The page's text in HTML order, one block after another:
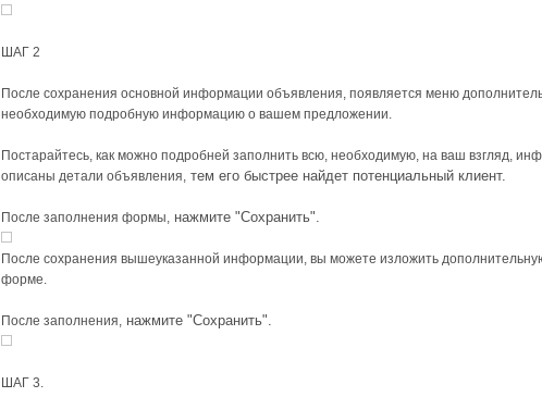
ШАГ 2
После сохранения основной информации объявления, появляется меню
необходимую подробную информацию о вашем предложении.
Постарайтесь, как можно подробней заполнить всю, необходимую, на ваш взгляд,
описаны детали объявления, тем его быстрее найдет потенциальный клиент.
После заполнения формы, нажмите "Сохранить".
После сохранения вышеуказанной информации, вы можете изложить
форме.
После заполнения, нажмите "Сохранить".
ШАГ 3.